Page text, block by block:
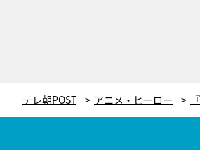
テレ朝POST アニメ・ヒーロー